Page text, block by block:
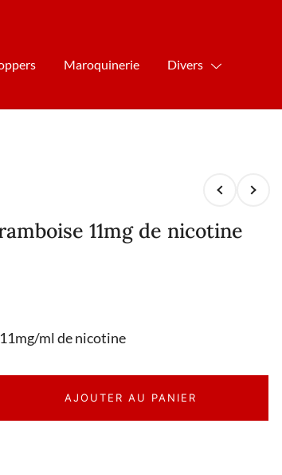
Maroquinerie Divers
11mg de nicotine
ml de nicotine
AJOUTER AU PANIER